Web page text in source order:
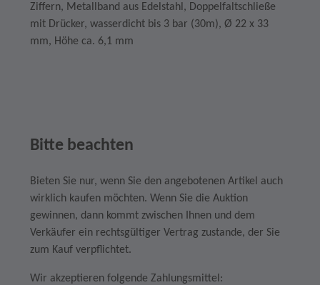
Ziffern, Metallband aus Edelstahl, Doppelfaltschließe
mit Drücker, wasserdicht bis 3 bar (30m), Ø 22 x 33
mm, Höhe ca. 6,1 mm
Bitte beachten
Bieten Sie nur, wenn Sie den angebotenen Artikel auch
wirklich kaufen möchten. Wenn Sie die Auktion
gewinnen, dann kommt zwischen Ihnen und dem
Verkäufer ein rechtsgültiger Vertrag zustande, der Sie
zum Kauf verpflichtet.
Wir akzeptieren folgende Zahlungsmittel: